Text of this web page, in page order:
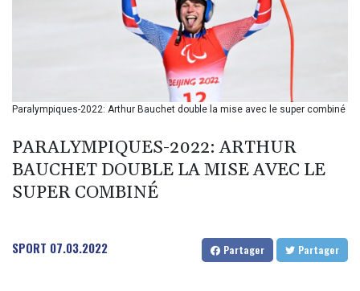
2615.761404
CHF 0.934181
CLF 0.026749
CLP
1056.199727
CNY 7.801146
3650.105178
CRC 525.509359
CZK 24.258158
DJF 205.46888
Paralympiques-2022: Arthur Bauchet double la mise avec le super combiné
PARALYMPIQUES-2022: ARTHUR
BAUCHET DOUBLE LA MISE AVEC LE
SUPER COMBINÉ
SPORT 07.03.2022 Partager Partager